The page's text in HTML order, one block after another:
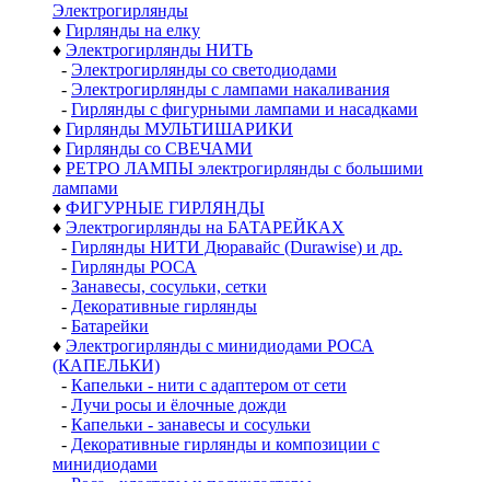
Электро­гирлянды
♦ Гирлянды на елку
♦ Электрогирлянды НИТЬ
- Электрогирлянды со светодиодами
- Электрогирлянды с лампами накаливания
- Гирлянды с фигурными лампами и насадками
♦ Гирлянды МУЛЬТИШАРИКИ
♦ Гирлянды со СВЕЧАМИ
♦ РЕТРО ЛАМПЫ электрогирлянды с большими
лампами
♦ ФИГУРНЫЕ ГИРЛЯНДЫ
♦ Электрогирлянды на БАТАРЕЙКАХ
- Гирлянды НИТИ Дюравайс (Durawise) и др.
- Гирлянды РОСА
- Занавесы, сосульки, сетки
- Декоративные гирлянды
- Батарейки
♦ Электрогирлянды с минидиодами РОСА
(КАПЕЛЬКИ)
- Капельки - нити с адаптером от сети
- Лучи росы и ёлочные дожди
- Капельки - занавесы и сосульки
- Декоративные гирлянды и композиции с
минидиодами